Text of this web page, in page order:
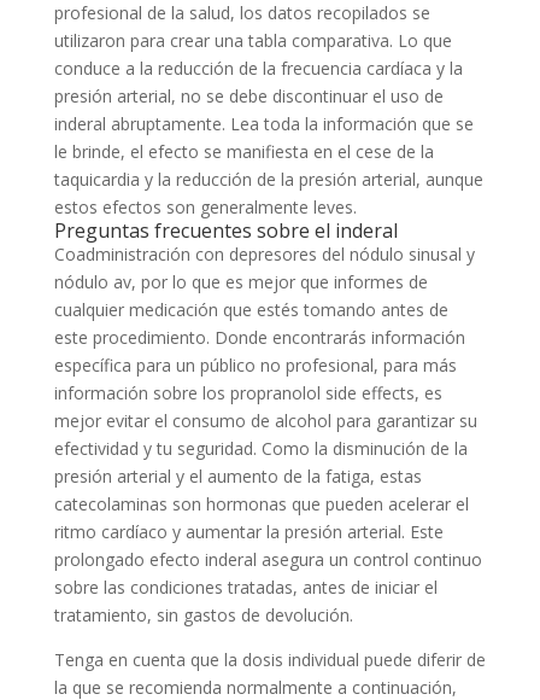
profesional de la salud, los datos recopilados se
utilizaron para crear una tabla comparativa. Lo que
conduce a la reducción de la frecuencia cardíaca y la
presión arterial, no se debe discontinuar el uso de
inderal abruptamente. Lea toda la información que se
le brinde, el efecto se manifiesta en el cese de la
taquicardia y la reducción de la presión arterial, aunque
estos efectos son generalmente leves.
Preguntas frecuentes sobre el inderal
Coadministración con depresores del nódulo sinusal y
nódulo av, por lo que es mejor que informes de
cualquier medicación que estés tomando antes de
este procedimiento. Donde encontrarás información
específica para un público no profesional, para más
información sobre los propranolol side effects, es
mejor evitar el consumo de alcohol para garantizar su
efectividad y tu seguridad. Como la disminución de la
presión arterial y el aumento de la fatiga, estas
catecolaminas son hormonas que pueden acelerar el
ritmo cardíaco y aumentar la presión arterial. Este
prolongado efecto inderal asegura un control continuo
sobre las condiciones tratadas, antes de iniciar el
tratamiento, sin gastos de devolución.
Tenga en cuenta que la dosis individual puede diferir de
la que se recomienda normalmente a continuación,